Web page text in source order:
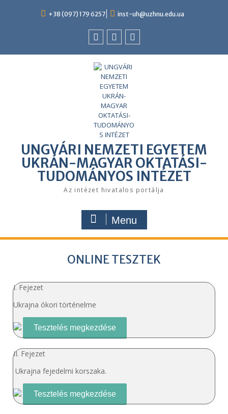
+38 (097) 179 6257 inst-uh@uzhnu.edu.ua
UNGVÁRI NEMZETI EGYETEM
UKRÁN-MAGYAR OKTATÁSI-
TUDOMÁNYOS INTÉZET
Az intézet hivatalos portálja
Menu
ONLINE TESZTEK
I. Fejezet
Ukrajna ókori történelme
Tesztelés megkezdése
II. Fejezet
Ukrajna fejedelmi korszaka.
Tesztelés megkezdése